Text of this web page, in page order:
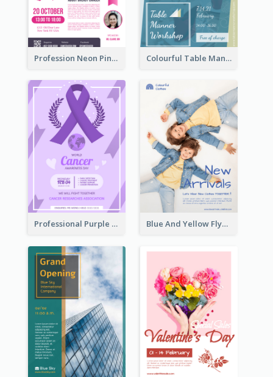
Profession Neon Pink Flyer Ribbon Design Template Colourful Table Manner Course Flyer With Details
Professional Purple Ribbon And Globe Flyer Design Idea Blue And Yellow Flyer For Children Clothes